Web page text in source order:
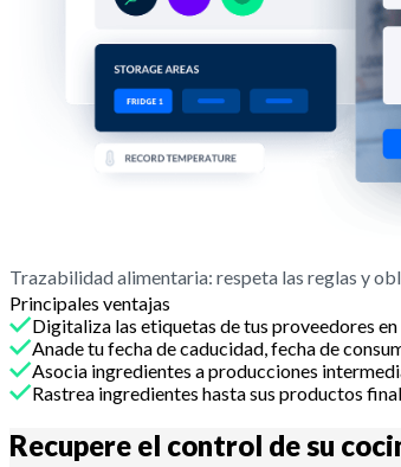
Trazabilidad alimentaria: respeta las reglas y
Principales ventajas
Digitaliza las etiquetas de tus proveedores
Anade tu fecha de caducidad, fecha de
Asocia ingredientes a producciones
Rastrea ingredientes hasta sus productos
Recupere el control de su